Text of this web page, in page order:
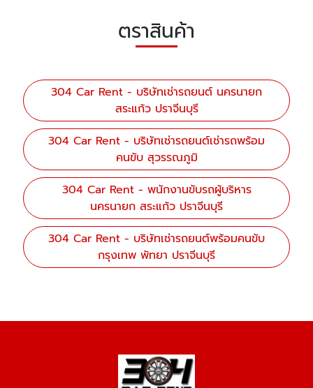
ตราสินค้า
304 Car Rent - บริษัทเช่ารถยนต์ นครนายก
สระแก้ว ปราจีนบุรี
304 Car Rent - บริษัทเช่ารถยนต์เช่ารถพร้อม
คนขับ สุวรรณภูมิ
304 Car Rent - พนักงานขับรถผู้บริหาร
นครนายก สระแก้ว ปราจีนบุรี
304 Car Rent - บริษัทเช่ารถยนต์พร้อมคนขับ
กรุงเทพ พัทยา ปราจีนบุรี